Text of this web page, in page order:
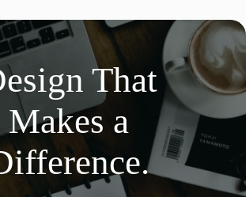
That
Makes a